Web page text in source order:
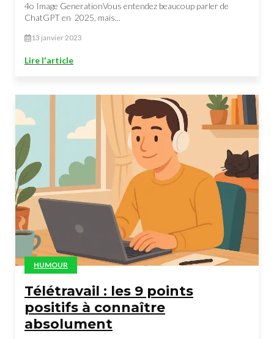
4o Image GenerationVous entendez beaucoup parler de
ChatGPT en 2025, mais...
13 janvier 2023
Lire l'article
HUMOUR
Télétravail : les 9 points
positifs à connaître
absolument